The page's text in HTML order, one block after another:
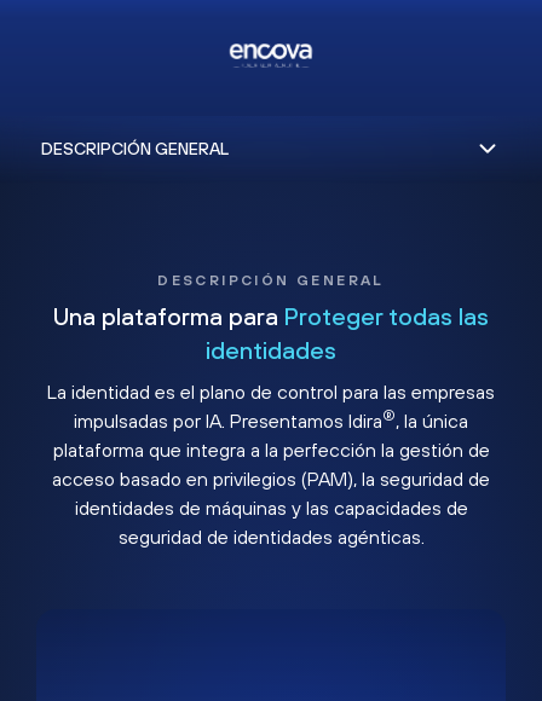
DESCRIPCIÓN GENERAL
Una plataforma para Proteger todas las
identidades
La identidad es el plano de control para las empresas
impulsadas por IA. Presentamos Idira®, la única
plataforma que integra a la perfección la gestión de
acceso basado en privilegios (PAM), la seguridad de
identidades de máquinas y las capacidades de
seguridad de identidades agénticas.